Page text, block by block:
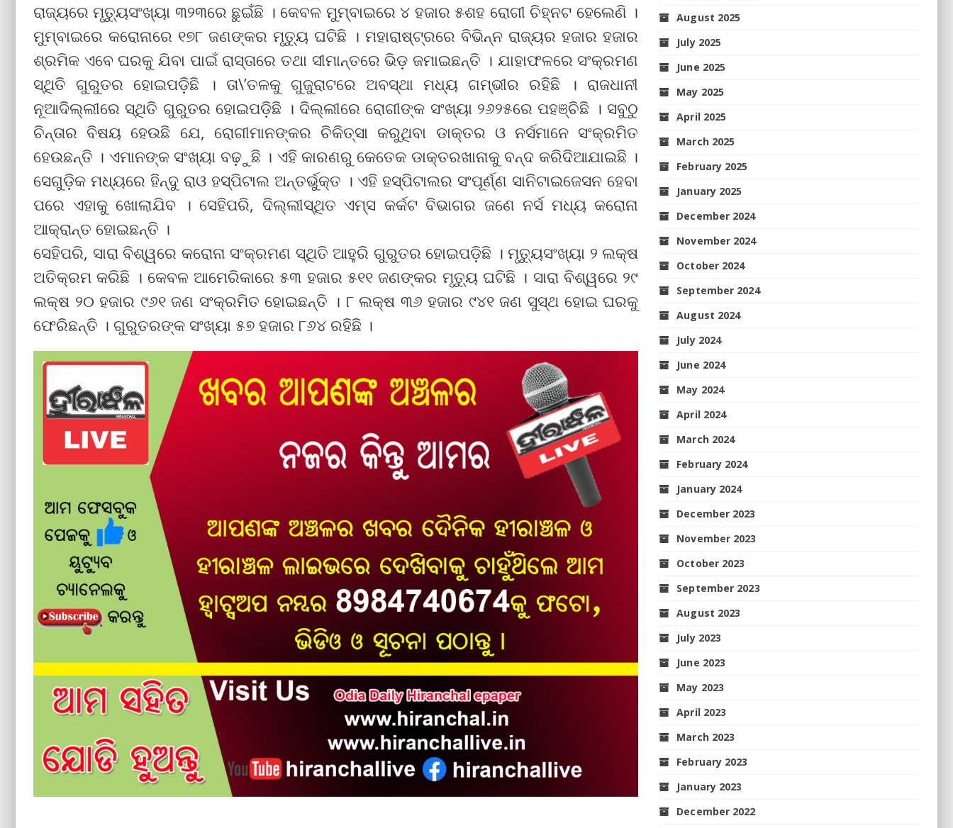
ରାଜ୍ୟରେ ମୃତ୍ୟୁସଂଖ୍ୟା ୩୨୩ରେ ଛୁଇଁଛି । କେବଳ ମୁମ୍ବାଇରେ ୪ ହଜାର ୫ଶହ ରୋଗୀ ଚିହ୍ନଟ ହେଲେଣି ।
ମୁମ୍ବାଇରେ କରୋନାରେ ୧୭୮ ଜଣଙ୍କର ମୃତ୍ୟୁ ଘଟିଛି । ମହାରାଷ୍ଟ୍ରରେ ବିଭିନ୍ନ ରାଜ୍ୟର ହଜାର ହଜାର
ଶ୍ରମିକ ଏବେ ଘରକୁ ଯିବା ପାଇଁ ରାସ୍ତାରେ ତଥା ସୀମାନ୍ତରେ ଭିଡ଼ ଜମାଇଛନ୍ତି । ଯାହାଫଳରେ ସଂକ୍ରମଣ
ସ୍ଥିତି ଗୁରୁତର ହୋଇପଡ଼ିଛି । ତା\’ତଳକୁ ଗୁଜୁରାଟରେ ଅବସ୍ଥା ମଧ୍ୟ ଗମ୍ଭୀର ରହିଛି । ରାଜଧାନୀ
ନୂଆଦିଲ୍ଲୀରେ ସ୍ଥିତି ଗୁରୁତର ହୋଇପଡ଼ିଛି । ଦିଲ୍ଲୀରେ ରୋଗୀଙ୍କ ସଂଖ୍ୟା ୨୬୨୫ରେ ପହଞ୍ଚିଛି । ସବୁଠୁ
ଚିନ୍ତାର ବିଷୟ ହେଉଛି ଯେ, ରୋଗୀମାନଙ୍କର ଚିକିତ୍ସା କରୁଥିବା ଡାକ୍ତର ଓ ନର୍ସମାନେ ସଂକ୍ରମିତ
ହେଉଛନ୍ତି । ଏମାନଙ୍କ ସଂଖ୍ୟା ବଢ଼ୁଛି । ଏହି କାରଣରୁ କେତେକ ଡାକ୍ତରଖାନାକୁ ବନ୍ଦ କରିଦିଆଯାଇଛି ।
ସେଗୁଡ଼ିକ ମଧ୍ୟରେ ହିନ୍ଦୁ ରାଓ ହସ୍ପିଟାଲ ଅନ୍ତର୍ଭୁକ୍ତ । ଏହି ହସ୍ପିଟାଲର ସଂପୂର୍ଣ୍ଣ ସାନିଟାଇଜେସନ ହେବା
ପରେ ଏହାକୁ ଖୋଲାଯିବ । ସେହିପରି, ଦିଲ୍ଲୀସ୍ଥିତ ଏମ୍ସ କର୍କଟ ବିଭାଗର ଜଣେ ନର୍ସ ମଧ୍ୟ କରୋନା
ଆକ୍ରାନ୍ତ ହୋଇଛନ୍ତି ।
ସେହିପରି, ସାରା ବିଶ୍ୱରେ କରୋନା ସଂକ୍ରମଣ ସ୍ଥିତି ଆହୁରି ଗୁରୁତର ହୋଇପଡ଼ିଛି । ମୃତ୍ୟୁସଂଖ୍ୟା ୨ ଲକ୍ଷ
ଅତିକ୍ରମ କରିଛି । କେବଳ ଆମେରିକାରେ ୫୩ ହଜାର ୫୧୧ ଜଣଙ୍କର ମୃତ୍ୟୁ ଘଟିଛି । ସାରା ବିଶ୍ୱରେ ୨୯
ଲକ୍ଷ ୨୦ ହଜାର ୯୬୧ ଜଣ ସଂକ୍ରମିତ ହୋଇଛନ୍ତି । ୮ ଲକ୍ଷ ୩୬ ହଜାର ୯୪୧ ଜଣ ସୁସ୍ଥ ହୋଇ ଘରକୁ
ଫେରିଛନ୍ତି । ଗୁରୁତରଙ୍କ ସଂଖ୍ୟା ୫୭ ହଜାର ୮୬୪ ରହିଛି ।
August 2025
July 2025
June 2025
May 2025
April 2025
March 2025
February 2025
January 2025
December 2024
November 2024
October 2024
September 2024
August 2024
July 2024
June 2024
May 2024
April 2024
March 2024
February 2024
January 2024
December 2023
November 2023
October 2023
September 2023
August 2023
July 2023
June 2023
May 2023
April 2023
March 2023
February 2023
January 2023
December 2022